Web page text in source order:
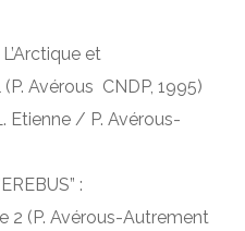
et
Avérous ­ CNDP, 1995)
Etienne / P. Avérous-
:
2 (P. Avérous-Autrement